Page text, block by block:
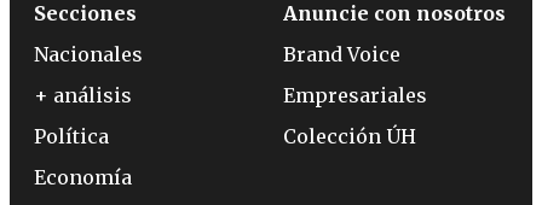
Secciones
Nacionales
+ análisis
Política
Economía
Anuncie con nosotros
Brand Voice
Empresariales
Colección ÚH